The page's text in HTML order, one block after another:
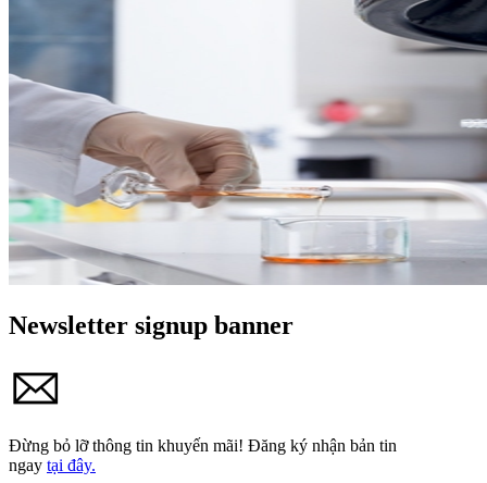
Newsletter signup banner
Đừng bỏ lỡ thông tin khuyến mãi! Đăng ký nhận bản tin
ngay tại đây.